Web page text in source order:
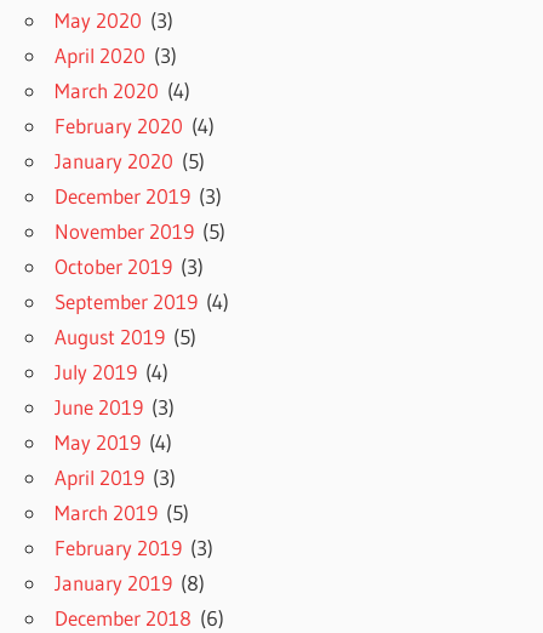
May 2020 (3)
April 2020 (3)
March 2020 (4)
February 2020 (4)
January 2020 (5)
December 2019 (3)
November 2019 (5)
October 2019 (3)
September 2019 (4)
August 2019 (5)
July 2019 (4)
June 2019 (3)
May 2019 (4)
April 2019 (3)
March 2019 (5)
February 2019 (3)
January 2019 (8)
December 2018 (6)